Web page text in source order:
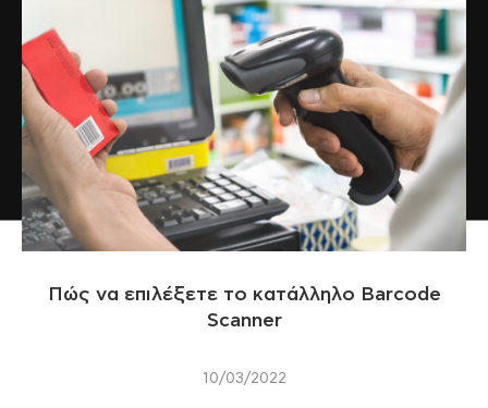
Πώς να επιλέξετε το κατάλληλο Barcode
Scanner
10/03/2022